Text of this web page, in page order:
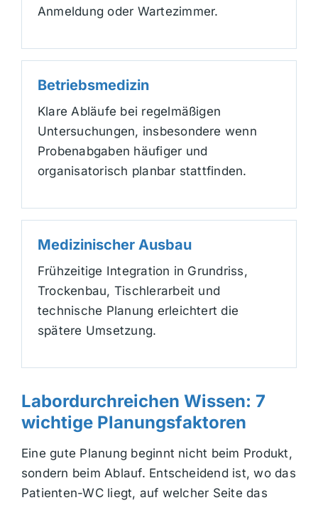
Anmeldung oder Wartezimmer.
Betriebsmedizin
Klare Abläufe bei regelmäßigen
Untersuchungen, insbesondere wenn
Probenabgaben häufiger und
organisatorisch planbar stattfinden.
Medizinischer Ausbau
Frühzeitige Integration in Grundriss,
Trockenbau, Tischlerarbeit und
technische Planung erleichtert die
spätere Umsetzung.
Labordurchreichen Wissen: 7
wichtige Planungsfaktoren
Eine gute Planung beginnt nicht beim Produkt,
sondern beim Ablauf. Entscheidend ist, wo das
Patienten-WC liegt, auf welcher Seite das